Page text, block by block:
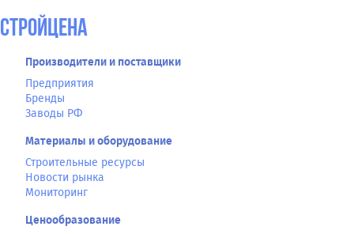
СтройЦена
Производители и поставщики
Предприятия
Бренды
Заводы РФ
Материалы и оборудование
Строительные ресурсы
Новости рынка
Мониторинг
Ценообразование